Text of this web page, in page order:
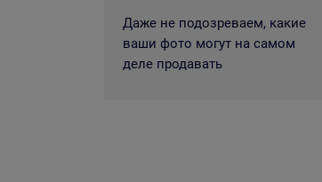
Даже не подозреваем, какие
ваши фото могут на самом
деле продавать